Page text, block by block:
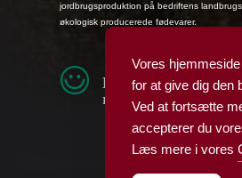
jordbrugsproduktion på bedriftens
økologisk producerede fødevarer.
Fødevarestyrelsens
rapporter
Vores
for at give dig den
Ved at fortsætte
accepterer du
Læs mere i vores